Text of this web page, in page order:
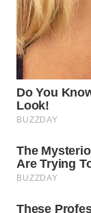
PURWAKARTA
WN
PRIANGAN
WN
SEMARANG
WN
SOLO
WN